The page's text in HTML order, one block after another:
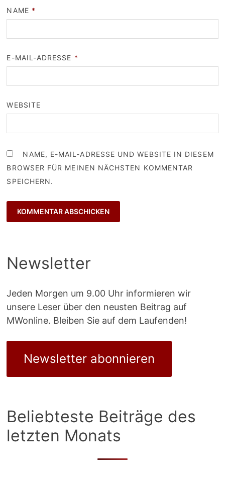
NAME *
E-MAIL-ADRESSE *
WEBSITE
NAME, E-MAIL-ADRESSE UND WEBSITE IN DIESEM
BROWSER FÜR MEINEN NÄCHSTEN KOMMENTAR
SPEICHERN.
Newsletter
Jeden Morgen um 9.00 Uhr informieren wir
unsere Leser über den neusten Beitrag auf
MWonline. Bleiben Sie auf dem Laufenden!
Newsletter abonnieren
Beliebteste Beiträge des
letzten Monats